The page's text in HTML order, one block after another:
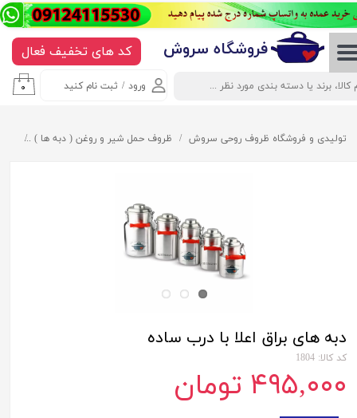
ورود / ثبت نام کنید
حساب کاربری من
تغییر گذر واژه
خروج از حساب کاربری
۰
​​​​​​​​فروشگاه سروش کد های تخفیف فعال
تولیدی و فروشگاه ظروف روحی سروش ظروف حمل شیر و روغن ( دبه ها )
دبه های براق اعلا با درب ساده
کد کالا: 1804
۴۹۵,۰۰۰ تومان